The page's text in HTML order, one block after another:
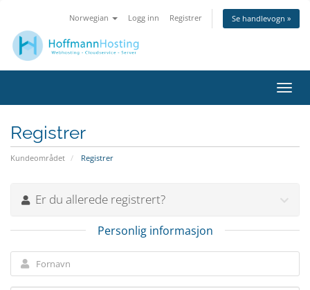
Norwegian Logg inn Registrer Se handlevogn »
Bytt
Registrer
Kundeområdet Registrer
Er du allerede registrert?
Personlig informasjon